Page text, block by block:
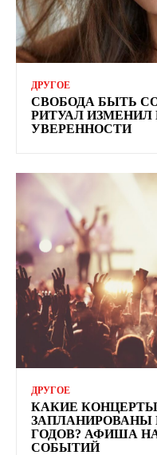
ДРУГОЕ
СВОБОДА БЫТЬ
РИТУАЛ
УВЕРЕННОСТИ
ДРУГОЕ
КАКИЕ КОНЦЕРТЫ
ЗАПЛАНИРОВАНЫ
ГОДОВ? АФИША
СОБЫТИЙ